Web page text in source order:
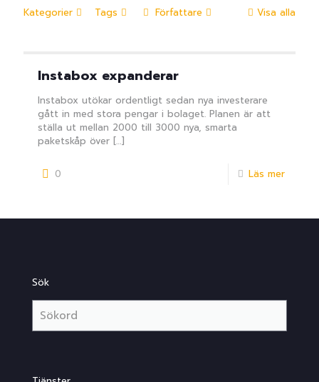
Kategorier Tags Författare Visa alla
Instabox expanderar
Instabox utökar ordentligt sedan nya investerare
gått in med stora pengar i bolaget. Planen är att
ställa ut mellan 2000 till 3000 nya, smarta
paketskåp över […]
0 Läs mer
Sök